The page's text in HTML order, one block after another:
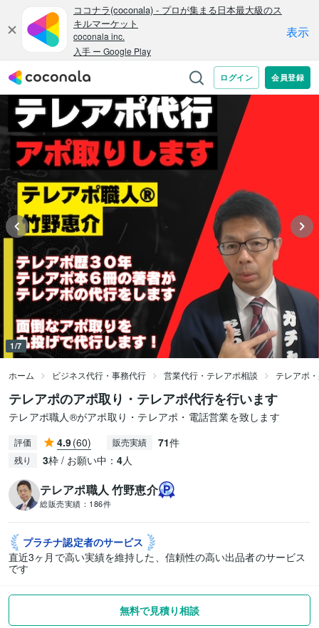
1/7
ホーム ビジネス代行・事務代行 営業代行・テレアポ相談 テレアポ
テレアポのアポ取り・テレアポ代行を行います
テレアポ職人®がアポ取り・テレアポ・電話営業を致します
評価 4.9(60) 販売実績 71件
残り 3枠 / お願い中： 4人
テレアポ職人 竹野恵介
総販売実績： 186件
プラチナ認定者のサービス
直近3ヶ月で高い実績を維持した、信頼性の高い出品者のサービス
です
無料で見積り相談